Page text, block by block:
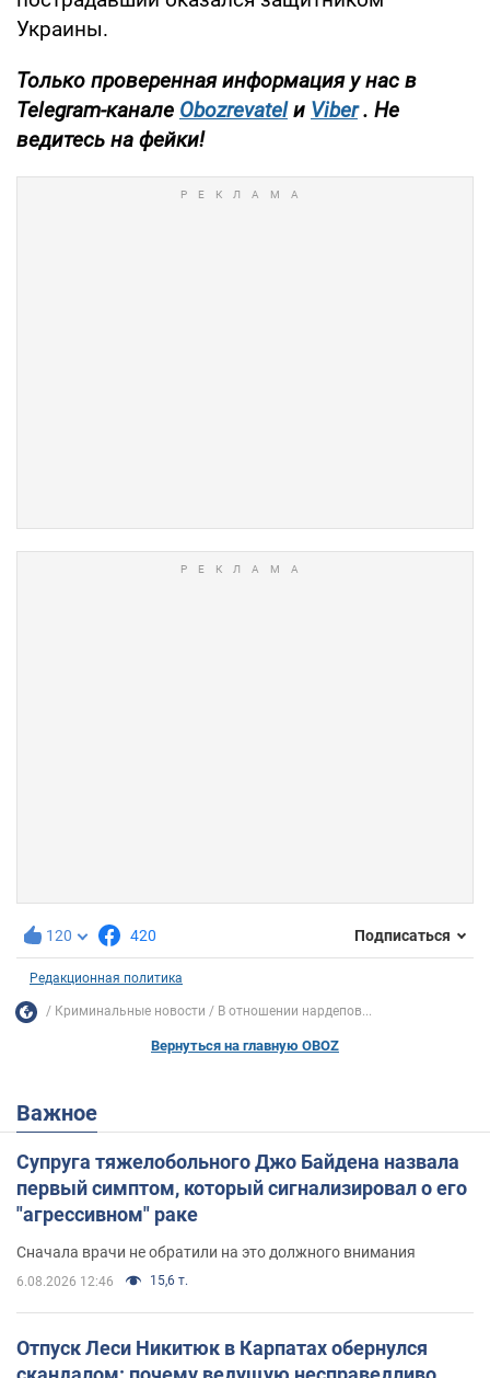
Украины.
Только проверенная информация у нас в
Telegram-канале Obozrevatel и Viber . Не
ведитесь на фейки!
120 420 Подписаться
Редакционная политика
Криминальные новости В отношении нардепов...
Вернуться на главную OBOZ
Важное
Супруга тяжелобольного Джо Байдена назвала
первый симптом, который сигнализировал о его
"агрессивном" раке
Сначала врачи не обратили на это должного внимания
6.08.2026 12:46 15,6 т.
Отпуск Леси Никитюк в Карпатах обернулся